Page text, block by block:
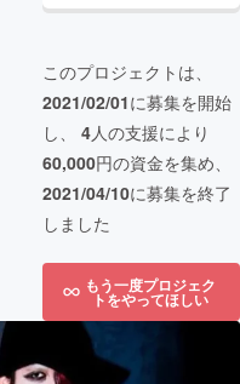
このプロジェクトは、
2021/02/01に募集を開始
し、 4人の支援により
60,000円の資金を集め、
2021/04/10に募集を終了
しました
もう一度プロジェク
トをやってほしい